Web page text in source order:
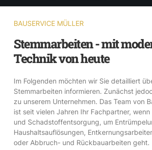
BAUSERVICE MÜLLER
Stemmarbeiten - mit
Technik von heute
Im Folgenden möchten wir Sie detailliert
Stemmarbeiten informieren. Zunächst
zu unserem Unternehmen. Das Team von
ist seit vielen Jahren Ihr Fachpartner,
und Schadstoffentsorgung, um
Haushaltsauflösungen,
oder Abbruch- und Rückbauarbeiten geht.